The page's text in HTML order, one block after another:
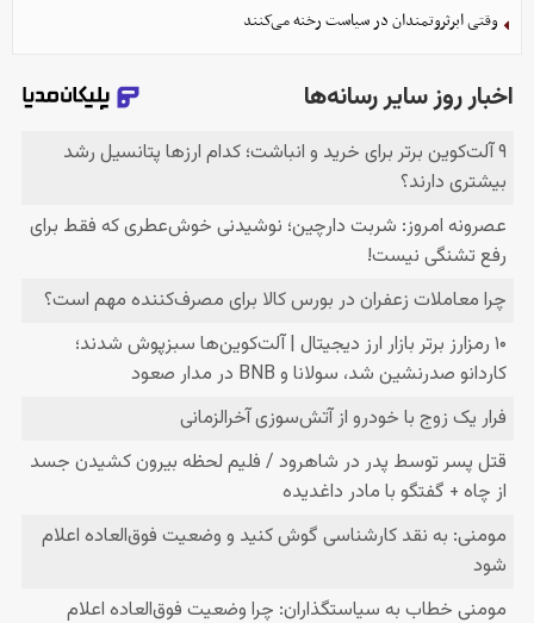
وقتی ابرثروتمندان در سیاست رخنه می‌کنند